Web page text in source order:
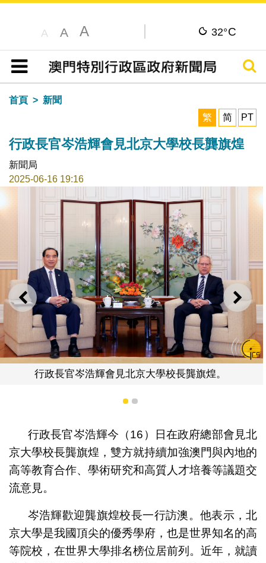
A A A 32°C
目錄
搜尋
首頁
新聞
繁
简 PT
行政長官岑浩輝會見北京大學校長龔旗煌
新聞局
2025-06-16 19:16
上一則 下一
大學校長龔旗煌。 行政長官岑浩輝與北京
1 2
行政長官岑浩輝今（16）日在政府總部會見北
京大學校長龔旗煌，雙方就持續加強澳門與內地的
高等教育合作、學術研究和高質人才培養等議題交
流意見。
岑浩輝歡迎龔旗煌校長一行訪澳。他表示，北
京大學是我國頂尖的優秀學府，也是世界知名的高
等院校，在世界大學排名榜位居前列。近年，就讀